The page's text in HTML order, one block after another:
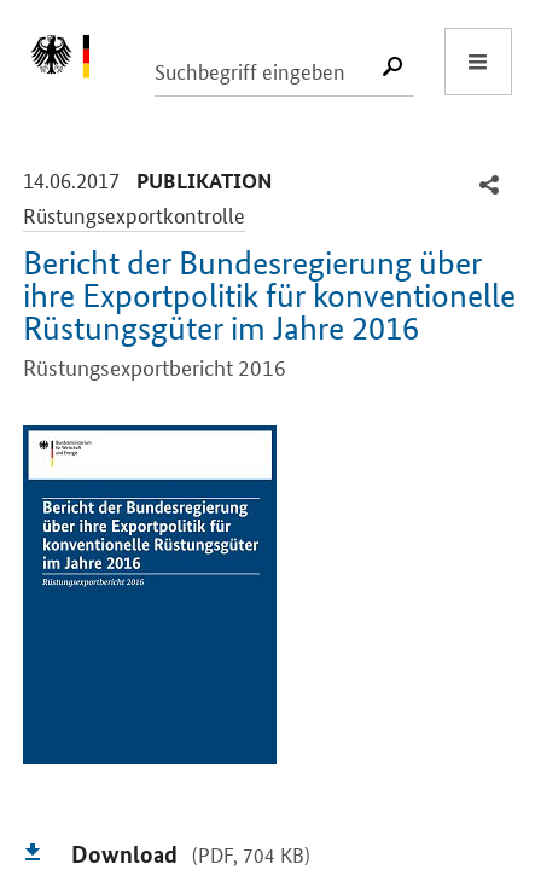
SUCHE
14.06.2017 -
PUBLIKATION
Rüstungsexportkontrolle
Bericht der Bundesregierung über
ihre Exportpolitik für konventionelle
Rüstungsgüter im Jahre 2016
Rüstungsexportbericht 2016
Einleitung
Download (PDF, 704 KB)